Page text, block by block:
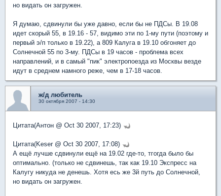
но видать он загружен.
Я думаю, сдвинули бы уже давно, если бы не ПДСы. В 19.08
идет скорый 55, в 19.16 - 57, видимо эти по 1-му пути (поэтому и
первый э/п только в 19.22), а 809 Калуга в 19.10 обгоняет до
Солнечной 55 по 3-му. ПДСы в 19 часов - проблема всех
направлений, и в самый "пик" электропоезда из Москвы везде
идут в среднем намного реже, чем в 17-18 часов.
ж/д любитель
30 октября 2007 - 14:30
Цитата(Антон @ Oct 30 2007, 17:23)
Цитата(Keser @ Oct 30 2007, 17:08)
А ещё лучше сдвинули ещё на 19.02 где-то, тгогда было бы
оптимально. (только не сдвинешь, так как 19.10 Экспресс на
Калугу никуда не денешь. Хотя есь же 3й путь до Солнечной,
но видать он загружен.